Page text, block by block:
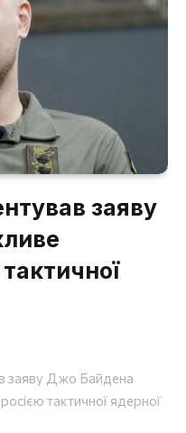
заяву
заяву Джо Байдена
тактичної ядерної